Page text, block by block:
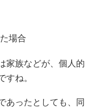
場合
家族などが、個人的
すね。
あったとしても、同